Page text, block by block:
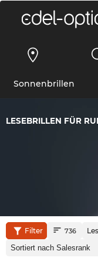
Sonnenbrillen
LESEBRILLEN FÜR
Filter 736